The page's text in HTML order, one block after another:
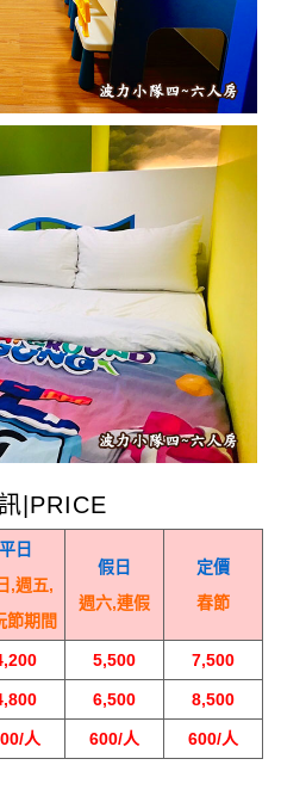
|PRICE
平日
,週五,
節期間
假日
週六,連假
定價
春節
5,500 7,500
6,500 8,500
人 600/人 600/人